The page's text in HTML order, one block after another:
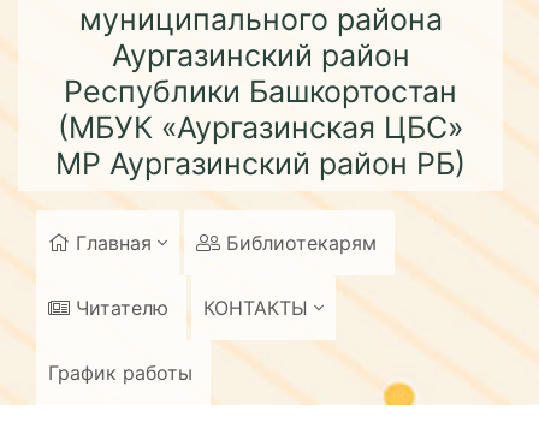
муниципального района
Аургазинский район
Республики Башкортостан
(МБУК «Аургазинская ЦБС»
МР Аургазинский район РБ)
Главная Библиотекарям
Читателю КОНТАКТЫ
График работы